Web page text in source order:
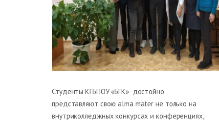
Студенты КГБПОУ «БГК» достойно
представляют свою alma mater не только на
внутриколледжных конкурсах и конференциях,